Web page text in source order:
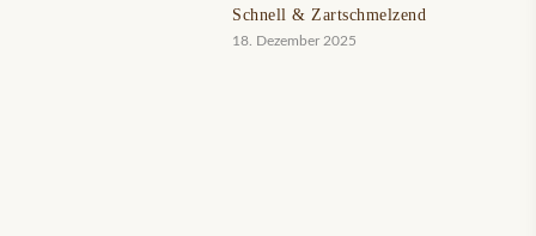
Schnell & Zartschmelzend
18. Dezember 2025